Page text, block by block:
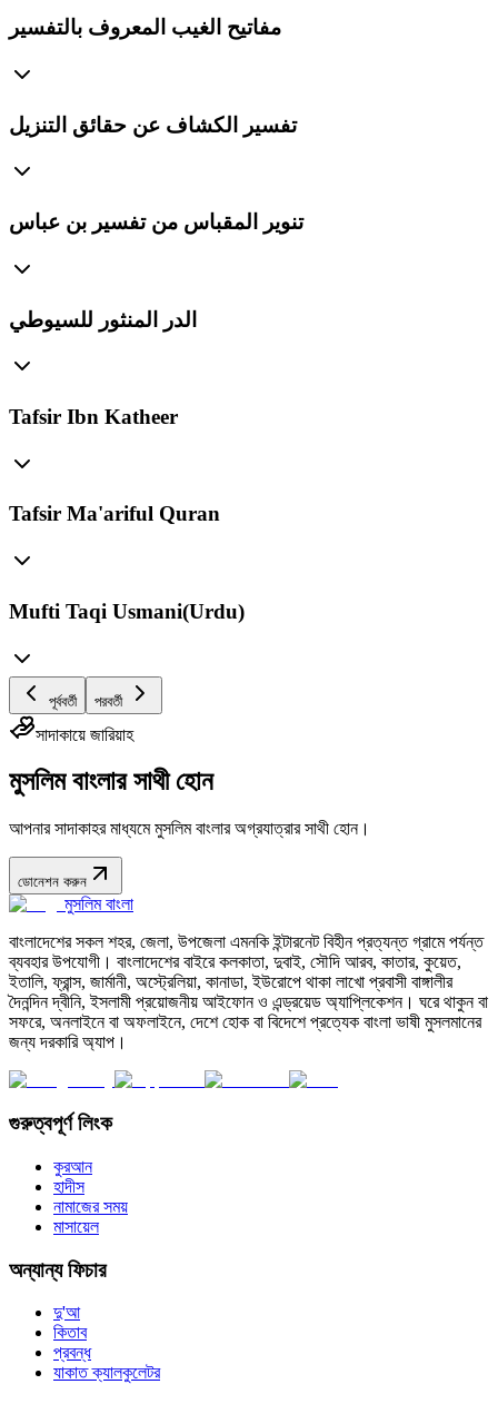
مفاتيح الغيب المعروف بالتفسير
تفسير الكشاف عن حقائق التنزيل
تنوير المقباس من تفسير بن عباس
الدر المنثور للسيوطي
Tafsir Ibn Katheer
Tafsir Ma'ariful Quran
Mufti Taqi Usmani(Urdu)
পূর্ববর্তী পরবর্তী
সাদাকায়ে জারিয়াহ
মুসলিম বাংলার সাথী হোন
আপনার সাদাকাহর মাধ্যমে মুসলিম বাংলার অগ্রযাত্রার সাথী হোন।
ডোনেশন করুন
মুসলিম বাংলা
বাংলাদেশের সকল শহর, জেলা, উপজেলা এমনকি ইন্টারনেট বিহীন প্রত্যন্ত গ্রামে পর্যন্ত
ব্যবহার উপযোগী। বাংলাদেশের বাইরে কলকাতা, দুবাই, সৌদি আরব, কাতার, কুয়েত,
ইতালি, ফ্রান্স, জার্মানী, অস্ট্রেলিয়া, কানাডা, ইউরোপে থাকা লাখো প্রবাসী বাঙ্গালীর
দৈনন্দিন দ্বীনি, ইসলামী প্রয়োজনীয় আইফোন ও এন্ড্রয়েড অ্যাপ্লিকেশন। ঘরে থাকুন বা
সফরে, অনলাইনে বা অফলাইনে, দেশে হোক বা বিদেশে প্রত্যেক বাংলা ভাষী মুসলমানের
জন্য দরকারি অ্যাপ।
গুরুত্বপূর্ণ লিংক
কুরআন
হাদীস
নামাজের সময়
মাসায়েল
অন্যান্য ফিচার
দু'আ
কিতাব
প্রবন্ধ
যাকাত ক্যালকুলেটর